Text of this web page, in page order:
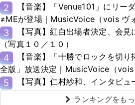
2
【音楽】「Venue101」にリー
≠MEが登場｜MusicVoice（vois ヴ
3
【写真】紅白出場者決定、会
（写真１０／１０）
4
【音楽】「十勝でロックを切
全版」放送決定｜MusicVoice（vois
5 【写真】仁村紗和、インタビュ
ランキングをも